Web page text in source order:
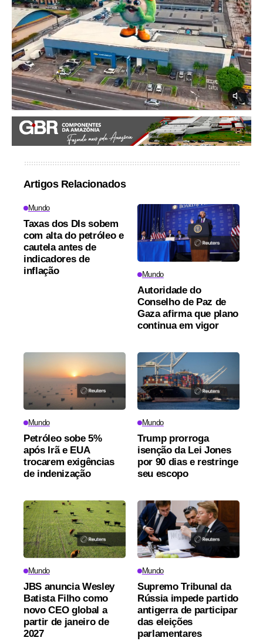
Artigos Relacionados
Mundo
Taxas dos DIs sobem
com alta do petróleo e
cautela antes de
indicadores de
inflação
Mundo
Autoridade do
Conselho de Paz de
Gaza afirma que plano
continua em vigor
Mundo
Petróleo sobe 5%
após Irã e EUA
trocarem exigências
de indenização
Mundo
Trump prorroga
isenção da Lei Jones
por 90 dias e restringe
seu escopo
Mundo
JBS anuncia Wesley
Batista Filho como
novo CEO global a
partir de janeiro de
2027
Mundo
Supremo Tribunal da
Rússia impede partido
antigerra de participar
das eleições
parlamentares